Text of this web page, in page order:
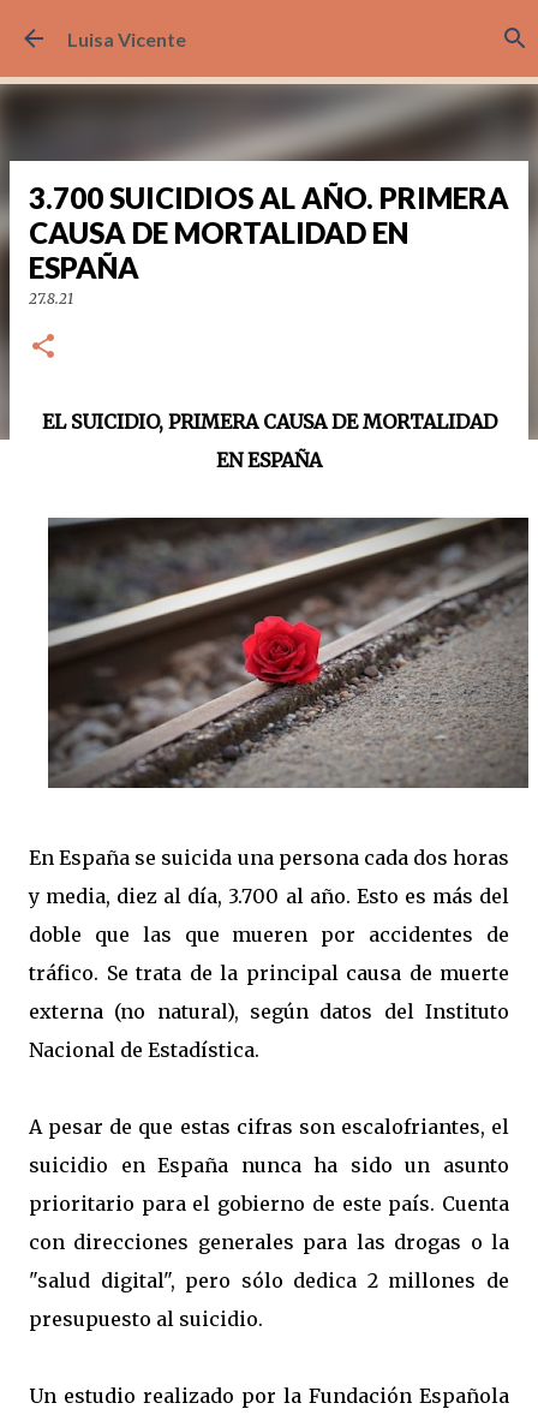
Luisa Vicente
3.700 SUICIDIOS AL AÑO. PRIMERA
CAUSA DE MORTALIDAD EN
ESPAÑA
27.8.21
EL SUICIDIO, PRIMERA CAUSA DE MORTALIDAD
EN ESPAÑA
En España se suicida una persona cada dos horas
y media, diez al día, 3.700 al año. Esto es más del
doble que las que mueren por accidentes de
tráfico. Se trata de la principal causa de muerte
externa (no natural), según datos del Instituto
Nacional de Estadística.
A pesar de que estas cifras son escalofriantes, el
suicidio en España nunca ha sido un asunto
prioritario para el gobierno de este país. Cuenta
con direcciones generales para las drogas o la
"salud digital", pero sólo dedica 2 millones de
presupuesto al suicidio.
Un estudio realizado por la Fundación Española